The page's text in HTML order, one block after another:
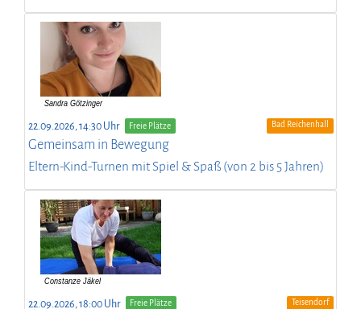
22.09.2026, 14:30 Uhr Freie Plätze Bad Reichenhall
Gemeinsam in Bewegung
Eltern-Kind-Turnen mit Spiel & Spaß (von 2 bis 5 Jahren)
22.09.2026, 18:00 Uhr Freie Plätze Teisendorf